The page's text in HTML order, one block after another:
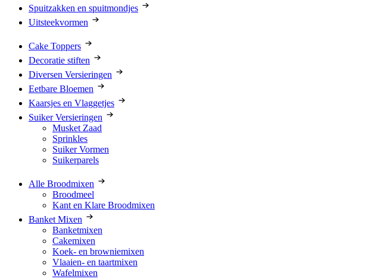
Spuitzakken en spuitmondjes
Uitsteekvormen
Cake Toppers
Decoratie stiften
Diversen Versieringen
Eetbare Bloemen
Kaarsjes en Vlaggetjes
Suiker Versieringen
Musket Zaad
Sprinkles
Suiker Vormen
Suikerparels
Alle Broodmixen
Broodmeel
Kant en Klare Broodmixen
Banket Mixen
Banketmixen
Cakemixen
Koek- en browniemixen
Vlaaien- en taartmixen
Wafelmixen